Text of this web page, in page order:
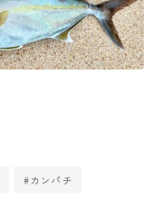
#カンパチ